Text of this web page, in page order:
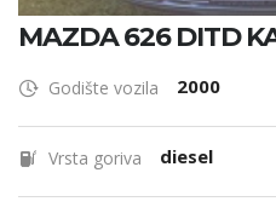
MAZDA 626 DITD
Godište vozila 2000
Vrsta goriva diesel